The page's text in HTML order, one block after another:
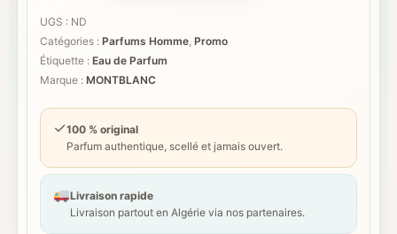
UGS : ND
Catégories : Parfums Homme, Promo
Étiquette : Eau de Parfum
Marque : MONTBLANC
✓100 % original
Parfum authentique, scellé et jamais ouvert.
Livraison rapide
Livraison partout en Algérie via nos partenaires.